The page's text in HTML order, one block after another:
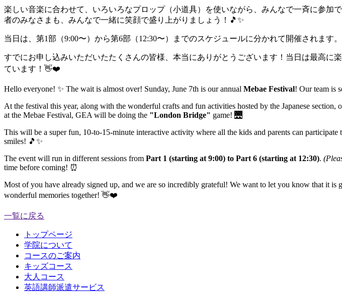
楽しい音楽に合わせて、いろいろなプロップ（小道具）を使いながら、みんなで一斉に参
者のみなさまも、みんなで一緒に笑顔で盛り上がりましょう！🎵✨
当日は、第1部（9:00〜）から第6部（12:30〜）までのスケジュールに分かれて開催されます
すでにお申し込みいただいたたくさんの皆様、本当にありがとうございます！当日は最高
ています！👋❤️
Hello everyone! ✨ The wait is almost over! Sunday, June 7th is our annual Mebae Festival! Our team is
At the festival this year, along with the wonderful crafts and fun activities hosted by the Japanese section,
at the Mebae Festival, GEA will be doing the "London Bridge" game! 🌉
This will be a super fun, 10-to-15-minute interactive activity where all the kids and parents can
smiles! 🎵✨
The event will run in different sessions from Part 1 (starting at 9:00) to Part 6 (starting at 12:30).
time before coming! ⏰
Most of you have already signed up, and we are so incredibly grateful! We want to let you know that it
wonderful memories together! 👋❤️
一覧に戻る
トップページ
学院について
コースのご案内
キッズコース
大人コース
英語講師派遣サービス